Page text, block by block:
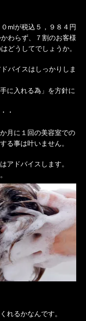
mlが税込５，９８４円
わらず、７割のお客様
どうしてでしょうか。
バイスはしっかりしま
に入れる為」を方針に
・
月に１回の美容室での
る事は叶いません。
アドバイスします。
れるかなんです。